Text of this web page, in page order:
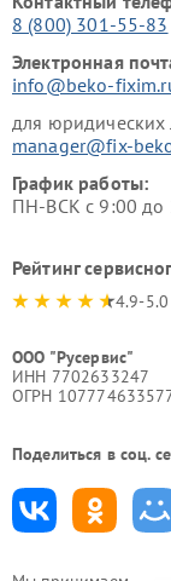
8 (800) 301-55-83
Электронная
info@beko-
для юридических
manager@fix-
График работы:
ПН-ВСК с 9:00 до
Рейтинг
4.9-5.0
ООО "Русервис"
ИНН 7702633247
ОГРН
Поделиться в соц.